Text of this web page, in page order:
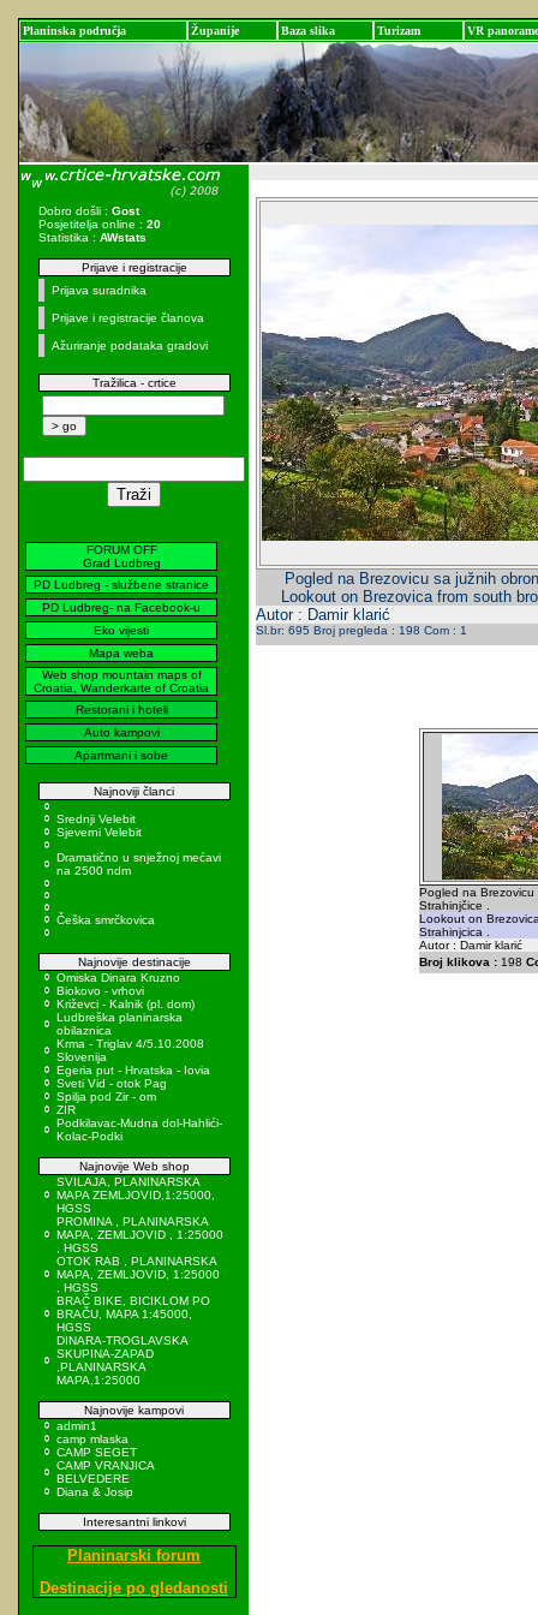
Planinska područja Županije Baza slika Turizam VR panorame
Dobro došli : Gost
Posjetitelja online : 20
Statistika : AWstats
Prijave i registracije
Prijava suradnika
Prijave i registracije članova
Ažuriranje podataka gradovi
Tražilica - crtice
FORUM OFF
Grad Ludbreg
PD Ludbreg - službene stranice
PD Ludbreg- na Facebook-u
Eko vijesti
Mapa weba
Web shop mountain maps of
Croatia, Wanderkarte of Croatia
Restorani i hoteli
Auto kampovi
Apartmani i sobe
Najnoviji članci
Srednji Velebit
Sjeverni Velebit
Dramatično u snježnoj mećavi
na 2500 ndm
Češka smrčkovica
Najnovije destinacije
Omiska Dinara Kruzno
Biokovo - vrhovi
Križevci - Kalnik (pl. dom)
Ludbreška planinarska
obilaznica
Krma - Triglav 4/5.10.2008
Slovenija
Egeria put - Hrvatska - Iovia
Sveti Vid - otok Pag
Spilja pod Zir - om
ZIR
Podkilavac-Mudna dol-Hahlići-
Kolac-Podki
Najnovije Web shop
SVILAJA, PLANINARSKA
MAPA ZEMLJOVID,1:25000,
HGSS
PROMINA , PLANINARSKA
MAPA, ZEMLJOVID , 1:25000
, HGSS
OTOK RAB , PLANINARSKA
MAPA, ZEMLJOVID, 1:25000
, HGSS
BRAČ BIKE, BICIKLOM PO
BRAČU, MAPA 1:45000,
HGSS
DINARA-TROGLAVSKA
SKUPINA-ZAPAD
,PLANINARSKA
MAPA,1:25000
Najnovije kampovi
admin1
camp mlaska
CAMP SEGET
CAMP VRANJICA
BELVEDERE
Diana & Josip
Interesantni linkovi
Planinarski forum
Destinacije po gledanosti
Pogled na Brezovicu sa južnih
Lookout on Brezovica from south
Autor : Damir klarić
Sl.br: 695 Broj pregleda : 198 Com : 1
Pogled na
Strahinjčice .
Lookout on
Strahinjcica .
Autor : Damir klarić
Broj klikova :198